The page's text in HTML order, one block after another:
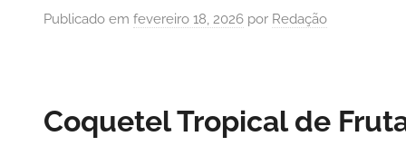
Publicado em fevereiro 18, 2026 por Redação
Coquetel Tropical de